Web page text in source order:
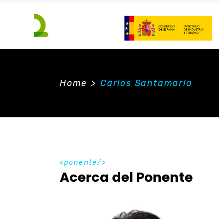
Home > Carlos Santamaría
ponente
Acerca del Ponente